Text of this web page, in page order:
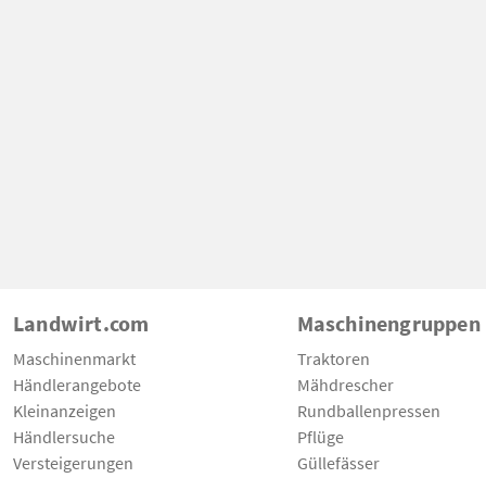
Landwirt.com
Maschinenmarkt
Händlerangebote
Kleinanzeigen
Händlersuche
Versteigerungen
Maschinengruppen
Traktoren
Mähdrescher
Rundballenpressen
Pflüge
Güllefässer